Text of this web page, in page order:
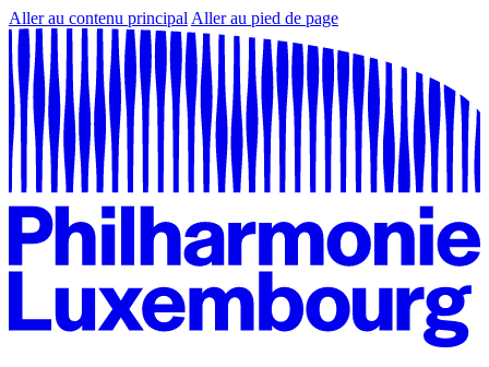
Aller au contenu principal Aller au pied de page